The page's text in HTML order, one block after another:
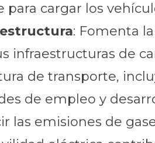
cargar los
: Fomenta
infraestructuras de
de transporte,
de empleo y
las emisiones de